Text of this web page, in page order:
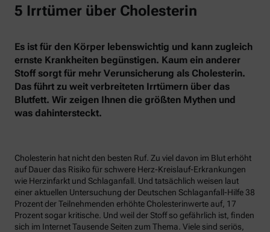
5 Irrtümer über Cholesterin
Es ist für den Körper lebenswichtig und kann zugleich
ernste Krankheiten begünstigen. Kaum ein anderer
Stoff sorgt für mehr Verunsicherung als Cholesterin.
Das führt zu weit verbreiteten Irrtümern über das
Blutfett. Wir zeigen Ihnen die größten Mythen und
was dahintersteckt.
Cholesterin hat nicht den besten Ruf. Zu viel davon im Blut erhöht
auf Dauer das Risiko für schwere Herz-Kreislauf-Erkrankungen
wie Herzinfarkt und Schlaganfall. Und tatsächlich weisen laut
einer aktuellen Untersuchung der Deutschen Schlaganfall-Hilfe 38
Prozent der Teilnehmenden erhöhte Cholesterinwerte auf, 17
Prozent sogar kritische. Und weil der Stoff so gefährlich ist, finden
sich im Internet Tausende Seiten zum Thema. Viele sind seriös,